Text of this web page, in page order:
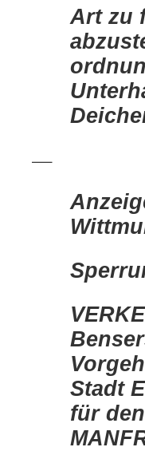
Art zu
—
Stadt
für